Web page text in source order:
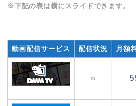
※下記の表は横にスライドできます。
動画配信サービス 配信状況 月額
○